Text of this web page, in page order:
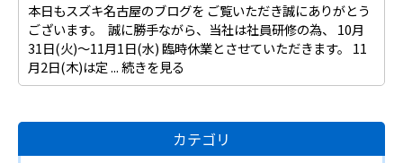
本日もスズキ名古屋のブログを ご覧いただき誠にありがとう
ございます。 誠に勝手ながら、当社は社員研修の為、 10月
31日(火)～11月1日(水) 臨時休業とさせていただきます。 11
月2日(木)は定 ...続きを見る
カテゴリ